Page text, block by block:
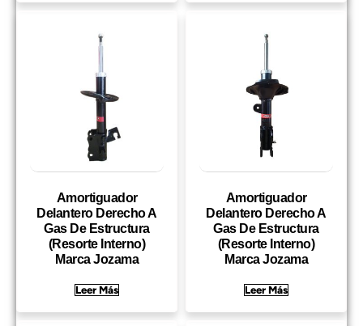
Amortiguador
Delantero Derecho A
Gas De Estructura
(Resorte Interno)
Marca Jozama
Leer Más
Amortiguador
Delantero Derecho A
Gas De Estructura
(Resorte Interno)
Marca Jozama
Leer Más